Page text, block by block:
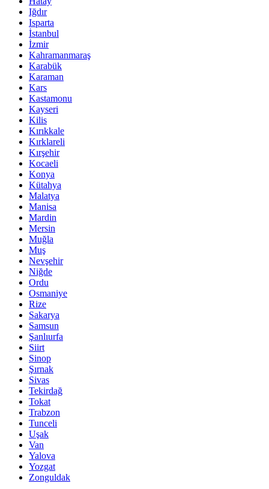
Iğdır
Isparta
İstanbul
İzmir
Kahramanmaraş
Karabük
Karaman
Kars
Kastamonu
Kayseri
Kilis
Kırıkkale
Kırklareli
Kırşehir
Kocaeli
Konya
Kütahya
Malatya
Manisa
Mardin
Mersin
Muğla
Muş
Nevşehir
Niğde
Ordu
Osmaniye
Rize
Sakarya
Samsun
Şanlıurfa
Siirt
Sinop
Şırnak
Sivas
Tekirdağ
Tokat
Trabzon
Tunceli
Uşak
Van
Yalova
Yozgat
Zonguldak